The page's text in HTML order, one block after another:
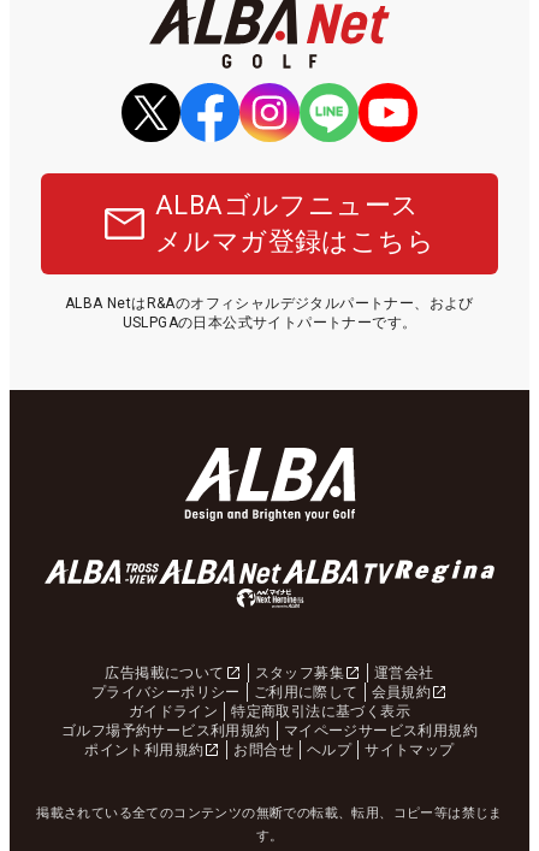
ALBAゴルフニュース
メルマガ登録はこちら
ALBA NetはR&Aのオフィシャルデジタルパートナー、および
USLPGAの日本公式サイトパートナーです。
広告掲載について スタッフ募集
運営会社
プライバシーポリシー
ご利用に際して
会員規約
ガイドライン
特定商取引法に基づく表示
ゴルフ場予約サービス利用規約
マイページサービス利用規約
ポイント利用規約
お問合せ ヘルプ サイトマップ
掲載されている全てのコンテンツの無断での転載、転用、コピー等は禁じま
す。